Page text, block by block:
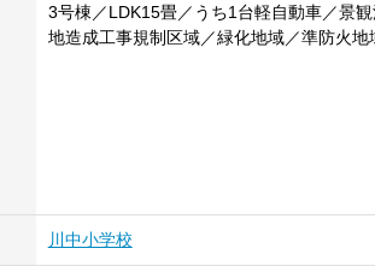
3号棟／LDK15畳／うち1台軽自動車／景
地造成工事規制区域／緑化地域／準防火地
川中小学校